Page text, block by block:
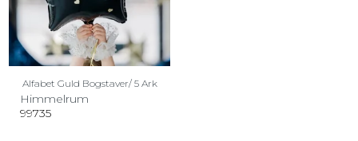
Alfabet Guld Bogstaver/ 5 Ark
Himmelrum
99735